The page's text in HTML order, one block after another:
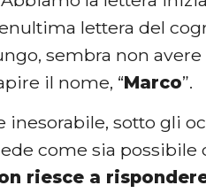
lettera del
sembra non
il nome, “Marco”.
inesorabile, sotto gli
come sia possibile
riesce a